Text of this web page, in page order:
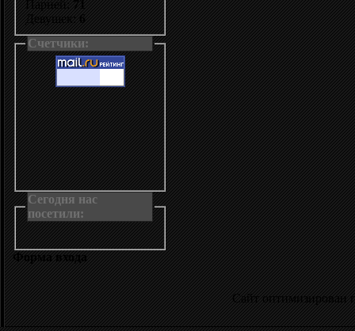
Парней:71
Девушек:6
Счетчики:
Сегодня нас
посетили:
Форма входа
Сайт оптимизирован